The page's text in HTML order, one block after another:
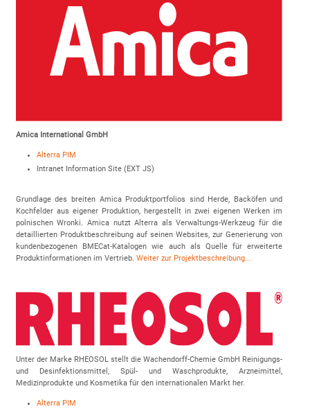
Amica International GmbH
Alterra PIM
Intranet Information Site (EXT JS)
Grundlage des breiten Amica Produktportfolios sind Herde, Backöfen und
Kochfelder aus eigener Produktion, hergestellt in zwei eigenen Werken im
polnischen Wronki. Amica nutzt Alterra als Verwaltungs-Werkzeug für die
detaillierten Produktbeschreibung auf seinen Websites, zur Generierung von
kundenbezogenen BMECat-Katalogen wie auch als Quelle für erweiterte
Produktinformationen im Vertrieb. Weiter zur Projektbeschreibung...
Unter der Marke RHEOSOL stellt die Wachendorff-Chemie GmbH Reinigungs-
und Desinfektionsmittel, Spül- und Waschprodukte, Arzneimittel,
Medizinprodukte und Kosmetika für den internationalen Markt her.
Alterra PIM